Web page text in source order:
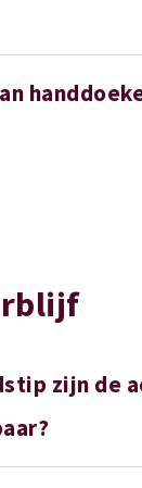
zijn de